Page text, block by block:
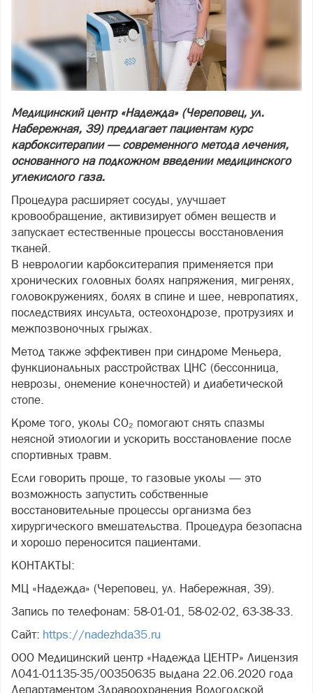
Медицинский центр «Надежда» (Череповец, ул.
Набережная, 39) предлагает пациентам курс
карбокситерапии — современного метода лечения,
основанного на подкожном введении медицинского
углекислого газа.
Процедура расширяет сосуды, улучшает
кровообращение, активизирует обмен веществ и
запускает естественные процессы восстановления
тканей.
В неврологии карбокситерапия применяется при
хронических головных болях напряжения, мигренях,
головокружениях, болях в спине и шее, невропатиях,
последствиях инсульта, остеохондрозе, протрузиях и
межпозвоночных грыжах.
Метод также эффективен при синдроме Меньера,
функциональных расстройствах ЦНС (бессонница,
неврозы, онемение конечностей) и диабетической
стопе.
Кроме того, уколы CO₂ помогают снять спазмы
неясной этиологии и ускорить восстановление после
спортивных травм.
Если говорить проще, то газовые уколы — это
возможность запустить собственные
восстановительные процессы организма без
хирургического вмешательства. Процедура безопасна
и хорошо переносится пациентами.
КОНТАКТЫ:
МЦ «Надежда» (Череповец, ул. Набережная, 39).
Запись по телефонам: 58-01-01, 58-02-02, 63-38-33.
Сайт: https://nadezhda35.ru
ООО Медицинский центр «Надежда ЦЕНТР» Лицензия
Л041-01135-35/00350635 выдана 22.06.2020 года
Департаментом Здравоохранения Вологодской